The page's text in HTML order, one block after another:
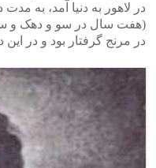
در لاهور به دنیا آمد، به
(هفت سال در سو و دهک و
در مرنج گرفتار بود و در